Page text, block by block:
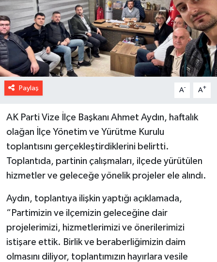
Paylaş A- A+
AK Parti Vize İlçe Başkanı Ahmet Aydın, haftalık
olağan İlçe Yönetim ve Yürütme Kurulu
toplantısını gerçekleştirdiklerini belirtti.
Toplantıda, partinin çalışmaları, ilçede yürütülen
hizmetler ve geleceğe yönelik projeler ele alındı.
Aydın, toplantıya ilişkin yaptığı açıklamada,
“Partimizin ve ilçemizin geleceğine dair
projelerimizi, hizmetlerimizi ve önerilerimizi
istişare ettik. Birlik ve beraberliğimizin daim
olmasını diliyor, toplantımızın hayırlara vesile